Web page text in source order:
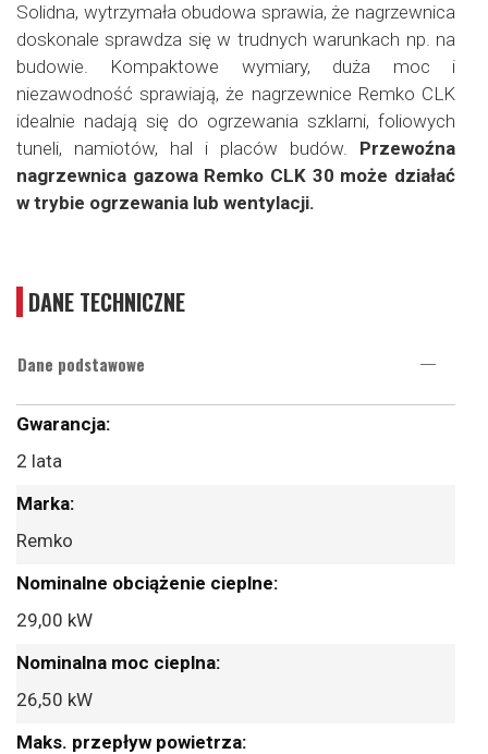
Solidna, wytrzymała obudowa sprawia, że nagrzewnica
doskonale sprawdza się w trudnych warunkach np. na
budowie. Kompaktowe wymiary, duża moc i
niezawodność sprawiają, że nagrzewnice Remko CLK
idealnie nadają się do ogrzewania szklarni, foliowych
tuneli, namiotów, hal i placów budów. Przewoźna
nagrzewnica gazowa Remko CLK 30 może działać
w trybie ogrzewania lub wentylacji.
DANE TECHNICZNE
Dane podstawowe
Więcej
2 lata
Remko
29,00 kW
26,50 kW